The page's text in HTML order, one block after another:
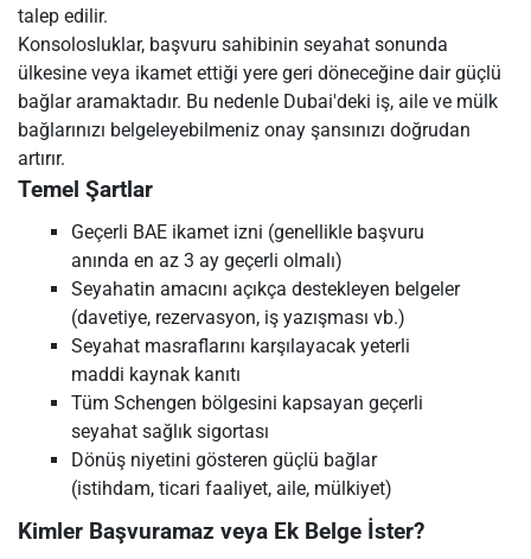
talep edilir.
Konsolosluklar, başvuru sahibinin seyahat sonunda
ülkesine veya ikamet ettiği yere geri döneceğine dair güçlü
bağlar aramaktadır. Bu nedenle Dubai'deki iş, aile ve mülk
bağlarınızı belgeleyebilmeniz onay şansınızı doğrudan
artırır.
Temel Şartlar
Geçerli BAE ikamet izni (genellikle başvuru
anında en az 3 ay geçerli olmalı)
Seyahatin amacını açıkça destekleyen belgeler
(davetiye, rezervasyon, iş yazışması vb.)
Seyahat masraflarını karşılayacak yeterli
maddi kaynak kanıtı
Tüm Schengen bölgesini kapsayan geçerli
seyahat sağlık sigortası
Dönüş niyetini gösteren güçlü bağlar
(istihdam, ticari faaliyet, aile, mülkiyet)
Kimler Başvuramaz veya Ek Belge İster?